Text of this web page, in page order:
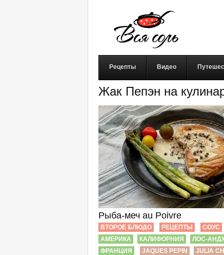
Рецепты Видео
Жак Пепэн на
Рыба-меч au Poivre
ВТОРОЕ БЛЮДО РЕЦЕПТЫ
СОУС
АМЕРИКА
КАЛИФОРНИЯ
ЛОС-
ФРАНЦИЯ
JAQUES PEPIN
JULIA